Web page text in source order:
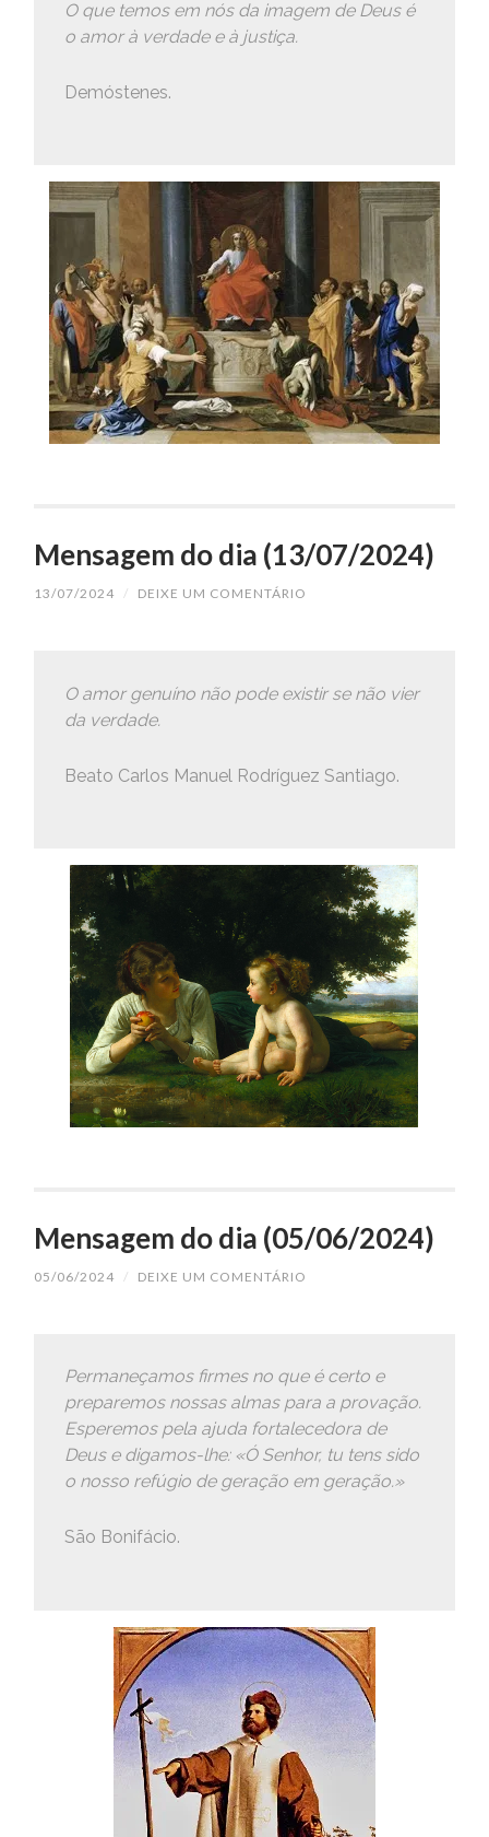
O que temos em nós da imagem de Deus é
o amor à verdade e à justiça.
Demóstenes.
Mensagem do dia (13/07/2024)
13/07/2024 / DEIXE UM COMENTÁRIO
O amor genuíno não pode existir se não vier
da verdade.
Beato Carlos Manuel Rodríguez Santiago.
Mensagem do dia (05/06/2024)
05/06/2024 / DEIXE UM COMENTÁRIO
Permaneçamos firmes no que é certo e
preparemos nossas almas para a provação.
Esperemos pela ajuda fortalecedora de
Deus e digamos-lhe: «Ó Senhor, tu tens sido
o nosso refúgio de geração em geração.»
São Bonifácio.